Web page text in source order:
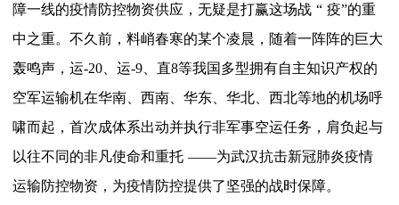
障一线的疫情防控物资供应，无疑是打赢这场战 “ 疫”的重
中之重。不久前，料峭春寒的某个凌晨，随着一阵阵的巨大
轰鸣声，运-20、运-9、直8等我国多型拥有自主知识产权的
空军运输机在华南、西南、华东、华北、西北等地的机场呼
啸而起，首次成体系出动并执行非军事空运任务，肩负起与
以往不同的非凡使命和重托 ——为武汉抗击新冠肺炎疫情
运输防控物资，为疫情防控提供了坚强的战时保障。